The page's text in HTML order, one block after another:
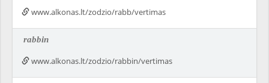
www.alkonas.lt/zodzio/rabb/vertimas
rabbin
www.alkonas.lt/zodzio/rabbin/vertimas